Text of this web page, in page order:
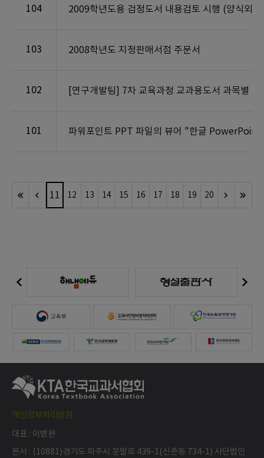
104 2009학년도용 검정도서 내용검토 시행 (양식외)
103 2008학년도 지정판매서점 주문서
102 [연구개발팀] 7차 교육과정 교과용도서 과목별 저
101 파워포인트 PPT 파일의 뷰어 "한글
11 12 13 14 15 16 17 18 19 20
개인정보처리방침
대표 : 이병완
본사 : (10881)경기도 파주시 문발로 439-1(신촌동 734-1) 사단법인